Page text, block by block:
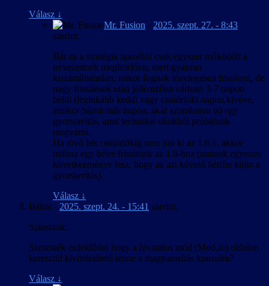
Válasz ↓
Mr. Fusion - 2025. szept. 27. - 8:43
szerint:
Bár ez a stratégia igazából csak egyszer működött a
tervezettnek megfelelően, mert gyakran
kiszámíthatatlan, mikor fognak ténylegesen frissíteni, de
nagy frissítések után jellemzően várható 3-7 napon
belül (leginkább keddi vagy csütörtöki napon,kivéve,
amikor bármi más napon, akár szombaton is) egy
gyorsjavítás, amit technikai okokból próbálunk
megvárni.
Ha jövő hét csütörtökig nem jön ki az 1.6.1, akkor
mához egy hétre frissítünk az 1.6-hoz (aminek egyenes
következménye lesz, hogy az azt követő hétfőn kijön a
gyorsjavítás).
Válasz ↓
Bálint - 2025. szept. 24. - 15:41 szerint:
Sziasztok,
Szeretnék érdeklődni hogy a hivatalos mód (Mod.io) oldalon
keresztül kivitelezhető lenne a magyarosítás konzolra?
Válasz ↓